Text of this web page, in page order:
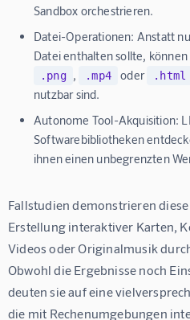
Sandbox orchestrieren.
Datei-Operationen: Anstatt
Datei enthalten sollte,
.png , .mp4 oder .html
nutzbar sind.
Autonome Tool-Akquisition:
Softwarebibliotheken
ihnen einen unbegrenzten
Fallstudien demonstrieren
Erstellung interaktiver Karten,
Videos oder Originalmusik
Obwohl die Ergebnisse noch
deuten sie auf eine
die mit Rechenumgebungen